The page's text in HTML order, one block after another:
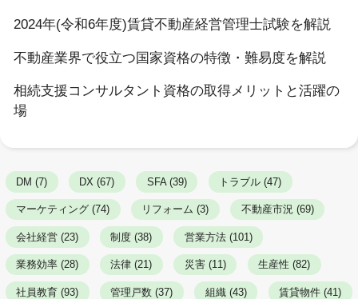
2024年(令和6年度)賃貸不動産経営管理士試験を解説
不動産業界で役立つ国家資格の特徴・難易度を解説
相続支援コンサルタント資格の取得メリットと活躍の
場
DM (7) DX (67) SFA (39) トラブル (47)
マーケティング (74) リフォーム (3) 不動産市況 (69)
会社経営 (23) 制度 (38) 営業方法 (101)
業務効率 (28) 法律 (21) 災害 (11) 生産性 (82)
社員教育 (93) 管理戸数 (37) 組織 (43) 賃貸物件 (41)